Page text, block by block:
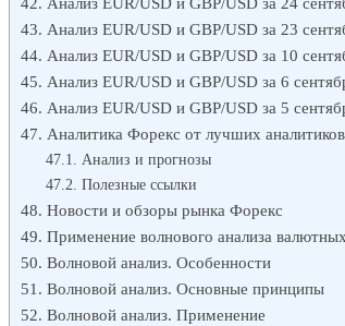
Анализ EUR/USD и GBP/USD за 23
Анализ EUR/USD и GBP/USD за 10
Анализ EUR/USD и GBP/USD за 6
Анализ EUR/USD и GBP/USD за 5
Аналитика Форекс от лучших
Анализ и прогнозы
Полезные ссылки
Новости и обзоры рынка Форекс
Применение волнового анализа
Волновой анализ. Особенности
Волновой анализ. Основные принципы
Волновой анализ. Применение